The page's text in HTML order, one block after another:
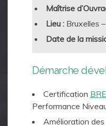
Maîtrise
Lieu : Bruxelles
Date de la
Démarche
Certification
Performance
Amélioration